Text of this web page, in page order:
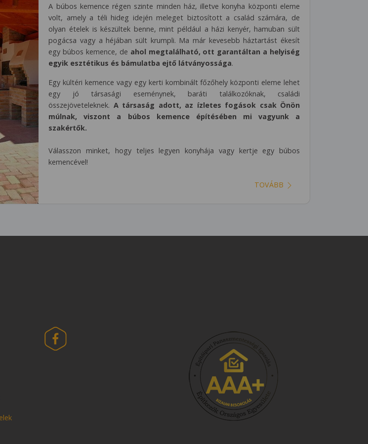
A búbos kemence régen szinte minden ház, illetve konyha központi eleme
volt, amely a téli hideg idején meleget biztosított a család számára, de
olyan ételek is készültek benne, mint például a házi kenyér, hamuban sült
pogácsa vagy a héjában sült krumpli. Ma már kevesebb háztartást ékesít
egy búbos kemence, de ahol megtalálható, ott garantáltan a helyiség
egyik esztétikus és bámulatba ejtő látványossága.
Egy kültéri kemence vagy egy kerti kombinált főzőhely központi eleme lehet
egy jó társasági eseménynek, baráti találkozóknak, családi
összejöveteleknek. A társaság adott, az ízletes fogások csak Önön
múlnak, viszont a búbos kemence építésében mi vagyunk a
szakértők.
Válasszon minket, hogy teljes legyen konyhája vagy kertje egy búbos
kemencével!
TOVÁBB